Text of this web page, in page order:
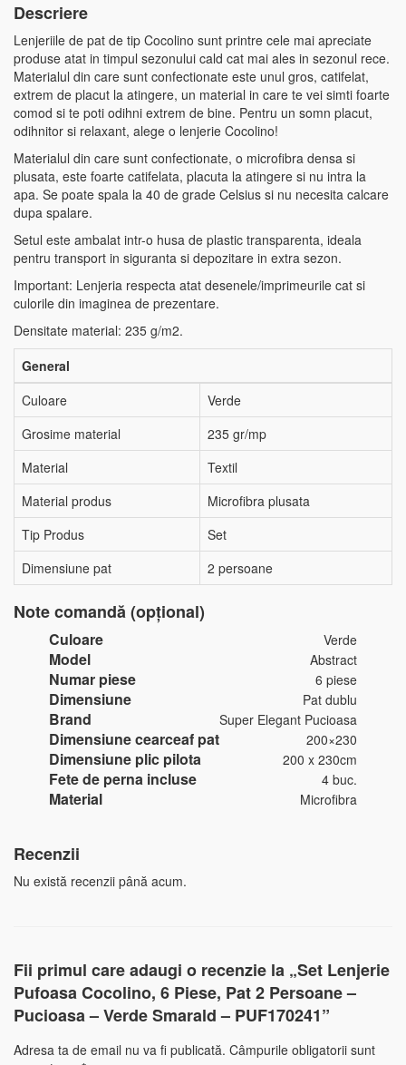
Descriere
Lenjeriile de pat de tip Cocolino sunt printre cele mai apreciate
produse atat in timpul sezonului cald cat mai ales in sezonul rece.
Materialul din care sunt confectionate este unul gros, catifelat,
extrem de placut la atingere, un material in care te vei simti foarte
comod si te poti odihni extrem de bine. Pentru un somn placut,
odihnitor si relaxant, alege o lenjerie Cocolino!
Materialul din care sunt confectionate, o microfibra densa si
plusata, este foarte catifelata, placuta la atingere si nu intra la
apa. Se poate spala la 40 de grade Celsius si nu necesita calcare
dupa spalare.
Setul este ambalat intr-o husa de plastic transparenta, ideala
pentru transport in siguranta si depozitare in extra sezon.
Important: Lenjeria respecta atat desenele/imprimeurile cat si
culorile din imaginea de prezentare.
Densitate material: 235 g/m2.
General
Culoare
Verde
Grosime material
235 gr/mp
Material
Textil
Material produs
Microfibra plusata
Tip Produs
Set
Dimensiune pat
2 persoane
Note comandă (opțional)
Culoare Verde
Model Abstract
Numar piese 6 piese
Dimensiune Pat dublu
Brand Super Elegant Pucioasa
Dimensiune cearceaf pat 200×230
Dimensiune plic pilota 200 x 230cm
Fete de perna incluse 4 buc.
Material Microfibra
Recenzii
Nu există recenzii până acum.
Fii primul care adaugi o recenzie la „Set Lenjerie
Pufoasa Cocolino, 6 Piese, Pat 2 Persoane –
Pucioasa – Verde Smarald – PUF170241”
Adresa ta de email nu va fi publicată. Câmpurile obligatorii sunt